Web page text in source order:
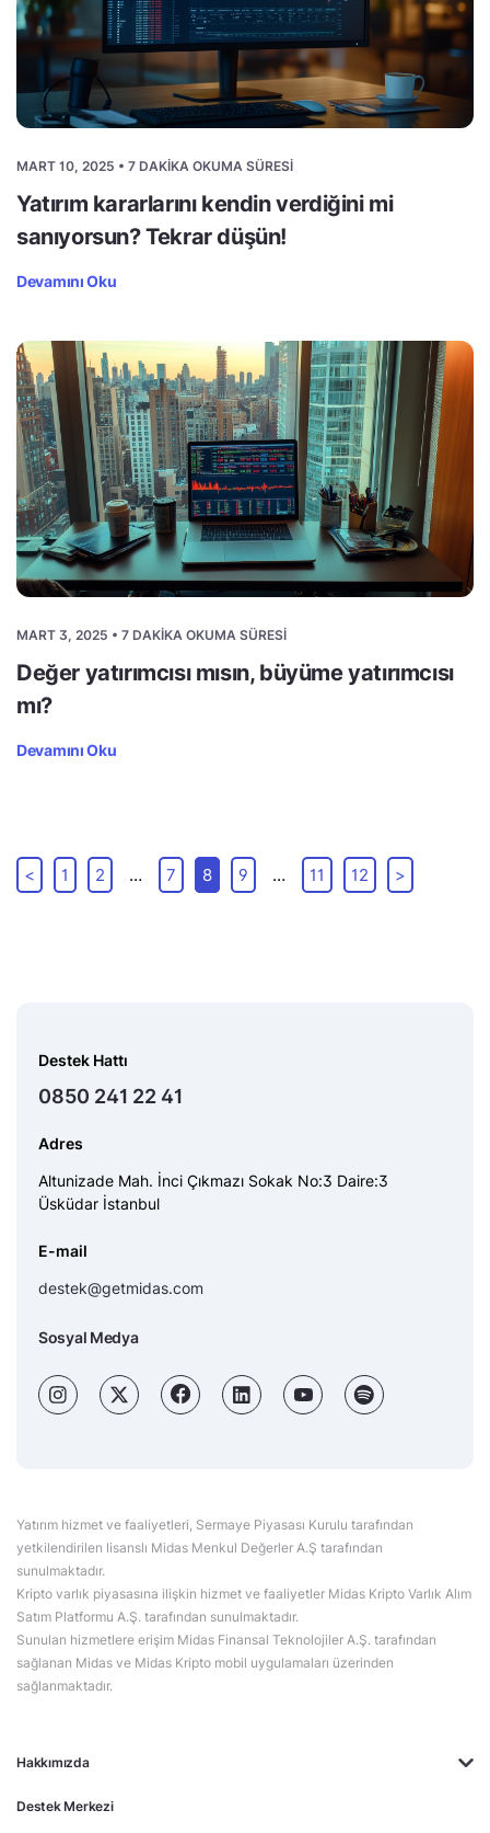
MART 10, 2025 • 7 DAKIKA OKUMA SÜRESI
Yatırım kararlarını kendin verdiğini mi
sanıyorsun? Tekrar düşün!
Devamını Oku
MART 3, 2025 • 7 DAKIKA OKUMA SÜRESI
Değer yatırımcısı mısın, büyüme yatırımcısı
mı?
Devamını Oku
< 1 2 … 7 8 9 … 11 12 >
Hakkımızda
Destek Merkezi
Destek Hattı
0850 241 22 41
Adres
Altunizade Mah. İnci Çıkmazı Sokak No:3 Daire:3
Üsküdar İstanbul
E-mail
destek@getmidas.com
Sosyal Medya
Yatırım hizmet ve faaliyetleri, Sermaye Piyasası Kurulu tarafından
yetkilendirilen lisanslı Midas Menkul Değerler A.Ş tarafından
sunulmaktadır.
Kripto varlık piyasasına ilişkin hizmet ve faaliyetler Midas Kripto Varlık Alım
Satım Platformu A.Ş. tarafından sunulmaktadır.
Sunulan hizmetlere erişim Midas Finansal Teknolojiler A.Ş. tarafından
sağlanan Midas ve Midas Kripto mobil uygulamaları üzerinden
sağlanmaktadır.